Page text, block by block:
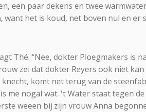
een paar dekens en twee
want het is koud, net boven nul en er
Thé. “Nee, dokter Ploegmakers is
zei dat dokter Reyers ook niet kan
komt net terug van de
me nogal wat. 't Water staat tegen de
weeën bij zijn vrouw Anna